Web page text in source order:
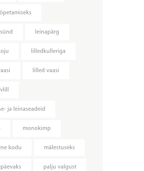
leinapärg
lilledkulleriga
lilled vaasi
ja leinaseadeid
monokimp
kodu mälestuseks
palju valgust